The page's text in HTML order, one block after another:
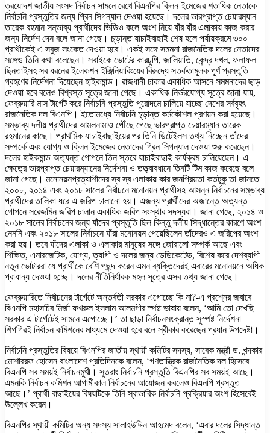
ত্রয়োদশ জাতীয় সংসদ নির্বাচন সামনে রেখে বিএনপির ক্লিন ইমেজের শতাধিক নেতাকে
নির্বাচনি প্রস্তুতির জন্য গ্রিন সিগন্যাল দেওয়া হয়েছে। দলের ভারপ্রাপ্ত চেয়ারম্যান
তারেক রহমান সম্ভাব্য প্রার্থীদের ভিডিও কলে অংশ নিয়ে যাঁর যাঁর এলাকায় কাজ করার
জন্য নির্দেশ দেন বলে জানা গেছে। চূড়ান্ত যাচাইবাছাই শেষ হলে পর্যায়ক্রমে ৩০০
প্রার্থীকেই এ সবুজ সংকেত দেওয়া হবে। একই সঙ্গে সমমনা রাজনৈতিক দলের নেতাদের
সঙ্গেও তিনি কথা বলেছেন। সবাইকে ভোটের কারচুপি, জালিয়াতি, কেন্দ্র দখল, ফলাফল
ছিনতাইসহ সব ধরনের ইলেকশন ইঞ্জিনিয়ারিংয়ের বিরুদ্ধে সতর্কতামূলক পূর্ণ প্রস্তুতি
গ্রহণের নির্দেশনা দিয়েছেন হাইকমান্ড। রাজধানী ঢাকার একাধিক আসনে সমমনাদের ছাড়
দেওয়া হবে বলেও বিশ্বস্ত সূত্রে জানা গেছে। একাধিক নির্ভরযোগ্য সূত্রে জানা যায়,
ফেব্রুয়ারি মাস টার্গেট করে নির্বাচনি প্রস্তুতি পুরোদমে চালিয়ে যাচ্ছে দেশের সর্ববৃহৎ
রাজনৈতিক দল বিএনপি। ইতোমধ্যে নির্বাচনি চূড়ান্ত কর্মকৌশল প্রণয়ন করা হয়েছে।
সম্ভাব্য দলীয় প্রার্থীদের আমলনামাও পৌঁছে গেছে ভারপ্রাপ্ত চেয়ারম্যান তারেক
রহমানের কাছে। প্রাথমিক যাচাইবাছাইয়ের পর তিনি ডিটেইলস তথ্য নিচ্ছেন তাঁদের
সম্পর্কে এবং যোগ্য ও ক্লিন ইমেজের নেতাদের গ্রিন সিগন্যাল দেওয়া শুরু করেছেন।
দলের হাইকমান্ড অত্যন্ত গোপনে তিন স্তরে যাচাইবাছাই কার্যক্রম চালিয়েছেন। এ
ক্ষেত্রে ভারপ্রাপ্ত চেয়ারম্যানের নির্দেশনা ও তত্ত্বাবধানে তিনটি টিম কাজ করেছে বলে
জানা গেছে। মনোনয়নপ্রত্যাশীদের স্ব স্ব এলাকায় কার জনপ্রিয়তা কতটুকু তা জানতে
২০০৮, ২০১৪ এবং ২০১৮ সালের নির্বাচনে মনোনয়ন প্রার্থীসহ আসন্ন নির্বাচনের সম্ভাব্য
প্রার্থীদের তালিকা ধরে এ জরিপ চালানো হয়। এজন্য প্রার্থীদের অজান্তে অত্যন্ত
গোপনে সরেজমিন জরিপ চালান একাধিক জরিপ সংস্থার সদস্যরা। জানা গেছে, ২০১৪ ও
২০১৮ সালের নির্বাচনের জন্য যাঁদের প্রস্তুতি ছিল কিন্তু দলীয় সিদ্ধান্তের কারণে অংশ
নেননি এবং ২০১৮ সালের নির্বাচনে যাঁরা মনোনয়ন পেয়েছিলেন তাঁদেরও এ জরিপের অংশ
করা হয়। তবে যাঁদের এলাকা ও এলাকার মানুষের সঙ্গে জোরালো সম্পর্ক আছে এবং
শিক্ষিত, এনারজেটিক, যোগ্য, ত্যাগী ও দলের জন্য ডেডিকেটেড, বিশেষ করে দেশব্যাপী
নতুন ভোটাররা যে প্রার্থীকে বেশি পছন্দ করেন এমন ব্যক্তিদেরই এবারের মনোনয়নে অধিক
প্রাধান্য দেওয়া হচ্ছে। দলের নীতিনির্ধারক মহল সূত্রে এসব তথ্য জানা গেছে।
ফেব্রুয়ারিতে নির্বাচনের টার্গেটে অন্তর্বর্তী সরকার এগোচ্ছে কি না?-এ প্রশ্নের জবাবে
বিএনপি মহাসচিব মির্জা ফখরুল ইসলাম আলমগীর স্পষ্ট ভাষায় বলেন, ‘আমি তো দেখছি
সরকার এ টার্গেটেই সামনে এগোচ্ছে।’ তা ছাড়া নির্বাচনসংক্রান্ত সুস্পষ্ট নির্দেশনা
শিগগিরই নির্বাচন কমিশনের মাধ্যমে দেওয়া হবে বলে স্বীকার করেছেন প্রধান উপদেষ্টা।
নির্বাচনি প্রস্তুতির বিষয়ে বিএনপির জাতীয় স্থায়ী কমিটির সদস্য, সাবেক মন্ত্রী ড. খন্দকার
মোশাররফ হোসেন বাংলাদেশ প্রতিদিনকে বলেন, ‘গণতান্ত্রিক রাজনৈতিক দল হিসেবে
বিএনপি সব সময়ই নির্বাচনমুখী। সুতরাং নির্বাচনি প্রস্তুতি বিএনপির সব সময়ই আছে।
এমনকি নির্বাচন কমিশন আগামীকাল নির্বাচনের আয়োজন করলেও বিএনপি প্রস্তুত
আছে।’ প্রার্থী বাছাইয়ের বিষয়টিকে তিনি স্বাভাবিক নির্বাচনি প্রক্রিয়ার অংশ হিসেবেই
উল্লেখ করেন।
বিএনপির স্থায়ী কমিটির অন্য সদস্য সালাহউদ্দিন আহমেদ বলেন, ‘এবার দলের সিদ্ধান্ত